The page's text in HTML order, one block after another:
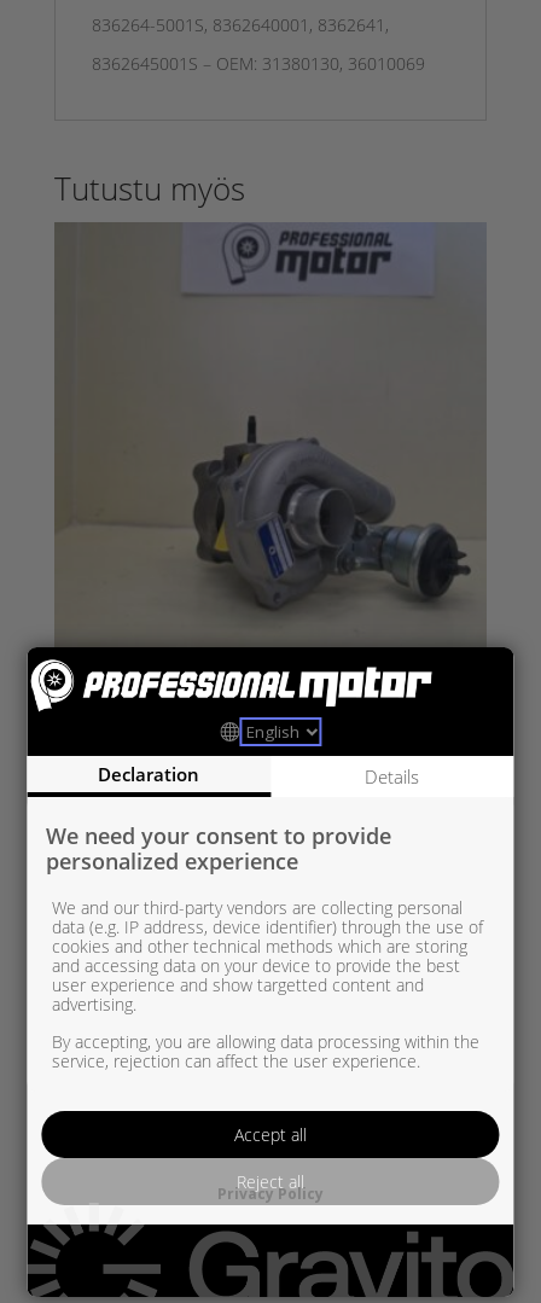
836264-5001S, 8362640001, 8362641,
8362645001S – OEM: 31380130, 36010069
Tutustu myös
RE5435 970 0000
Renault/Nissan/Dacia1,5 dCi
RE821942-0002
Declaration Details
We need your consent to provide
personalized experience
We and our third-party vendors are collecting personal
data (e.g. IP address, device identifier) through the use of
cookies and other technical methods which are storing
and accessing data on your device to provide the best
user experience and show targetted content and
advertising.
By accepting, you are allowing data processing within the
service, rejection can affect the user experience.
Accept all
Reject all
Privacy Policy